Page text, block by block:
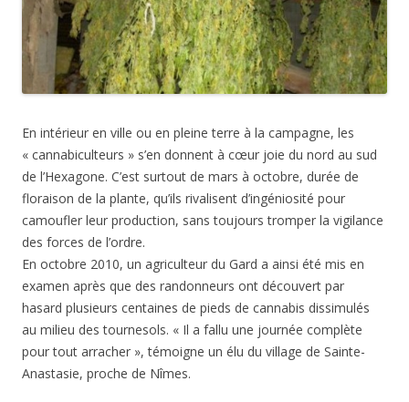
En intérieur en ville ou en pleine terre à la campagne, les
« cannabiculteurs » s’en donnent à cœur joie du nord au sud
de l’Hexagone. C’est surtout de mars à octobre, durée de
floraison de la plante, qu’ils rivalisent d’ingéniosité pour
camoufler leur production, sans toujours tromper la vigilance
des forces de l’ordre.
En octobre 2010, un agriculteur du Gard a ainsi été mis en
examen après que des randonneurs ont découvert par
hasard plusieurs centaines de pieds de cannabis dissimulés
au milieu des tournesols. « Il a fallu une journée complète
pour tout arracher », témoigne un élu du village de Sainte-
Anastasie, proche de Nîmes.